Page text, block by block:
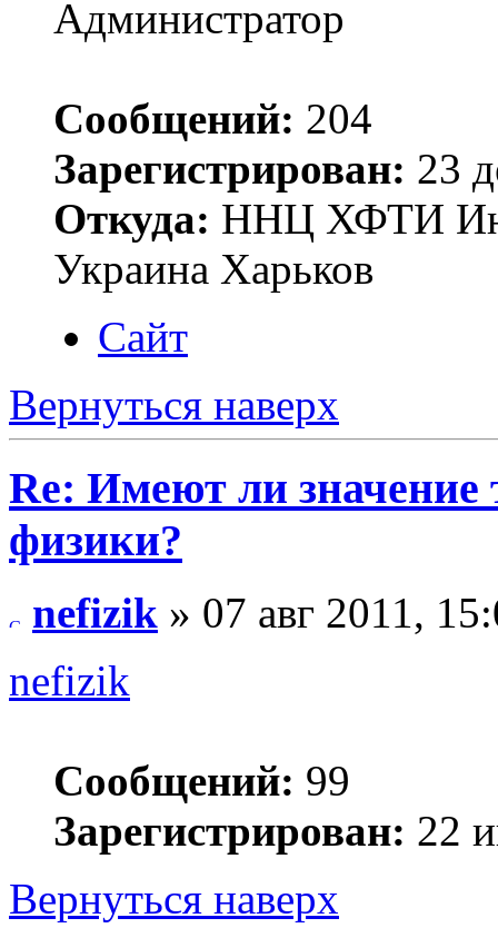
Администратор
Сообщений: 204
Зарегистрирован: 23
Откуда: ННЦ ХФТИ
Украина Харьков
Сайт
Вернуться наверх
Re: Имеют ли значение
физики?
nefizik » 07 авг 2011,
nefizik
Сообщений: 99
Зарегистрирован: 22
Вернуться наверх